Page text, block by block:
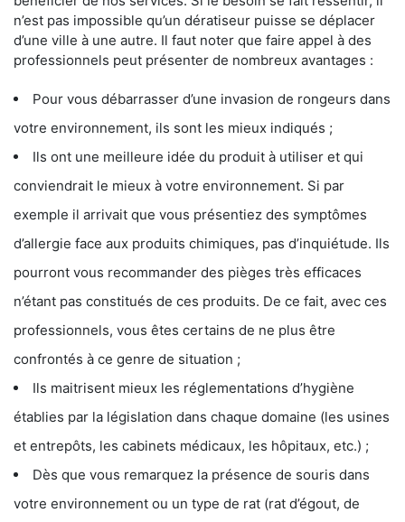
n’est pas impossible qu’un dératiseur puisse se déplacer
d’une ville à une autre. Il faut noter que faire appel à des
professionnels peut présenter de nombreux avantages :
Pour vous débarrasser d’une invasion de rongeurs dans
votre environnement, ils sont les mieux indiqués ;
Ils ont une meilleure idée du produit à utiliser et qui
conviendrait le mieux à votre environnement. Si par
exemple il arrivait que vous présentiez des symptômes
d’allergie face aux produits chimiques, pas d’inquiétude. Ils
pourront vous recommander des pièges très efficaces
n’étant pas constitués de ces produits. De ce fait, avec ces
professionnels, vous êtes certains de ne plus être
confrontés à ce genre de situation ;
Ils maitrisent mieux les réglementations d’hygiène
établies par la législation dans chaque domaine (les usines
et entrepôts, les cabinets médicaux, les hôpitaux, etc.) ;
Dès que vous remarquez la présence de souris dans
votre environnement ou un type de rat (rat d’égout, de